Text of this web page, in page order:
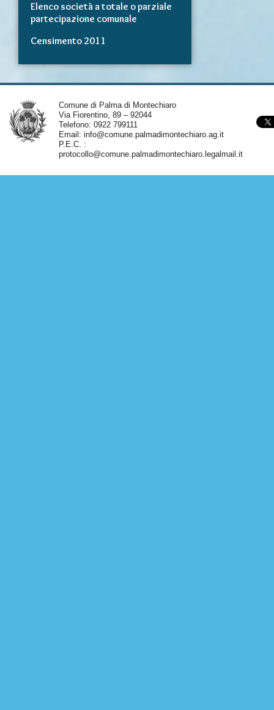
Elenco società a totale o parziale
partecipazione comunale
Censimento 2011
Comune di Palma di Montechiaro
Via Fiorentino, 89 – 92044
Telefono: 0922 799111
Email: info@comune.palmadimontechiaro.ag.it
P.E.C. :
protocollo@comune.palmadimontechiaro.legalmail.it